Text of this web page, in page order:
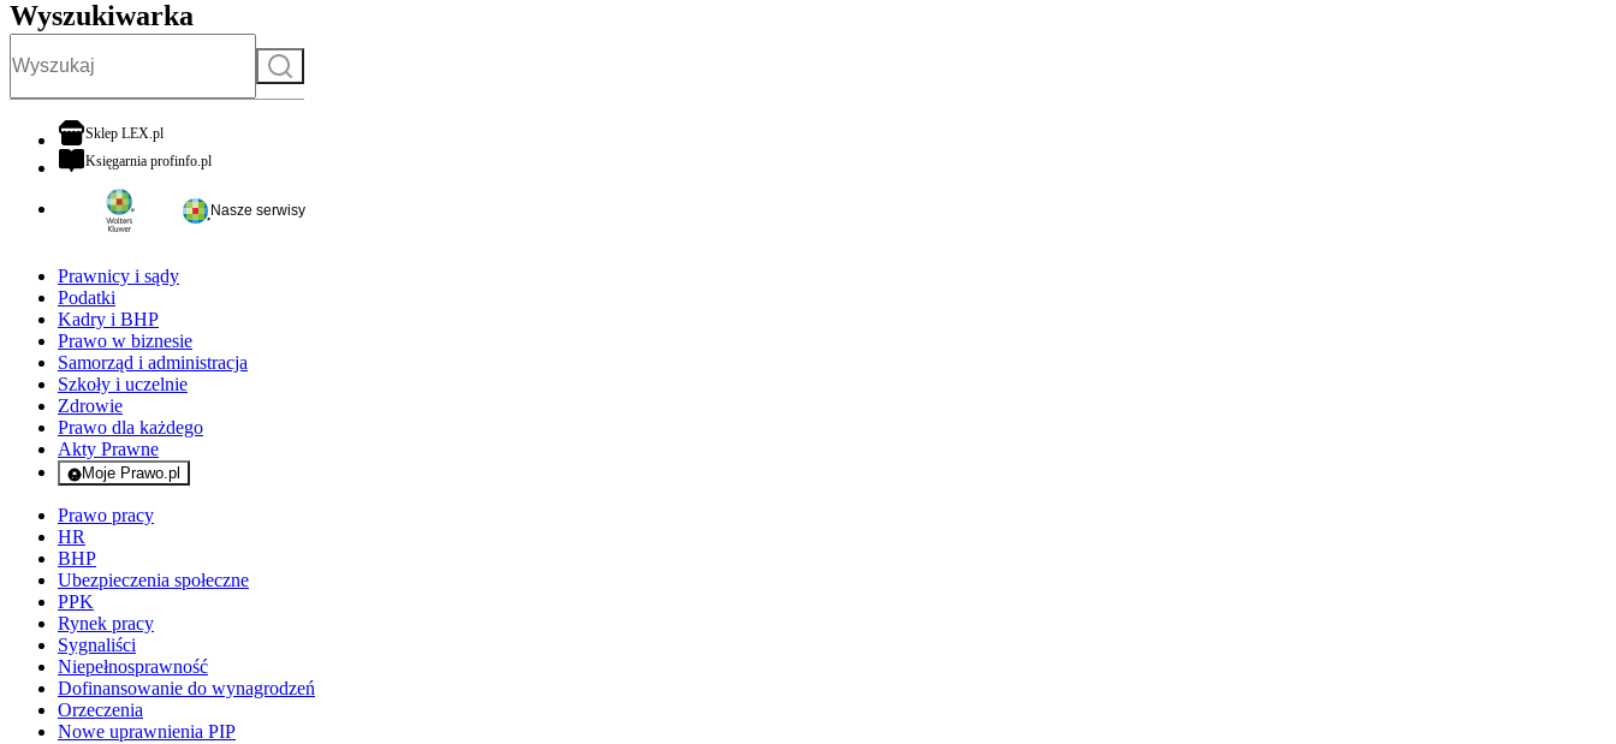
Wyszukiwarka
Szukaj
Sklep LEX.plotwiera się w nowej karcie
Księgarnia profinfo.plotwiera się w nowej karcie
Nasze serwisy
Prawnicy i sądy
Podatki
Kadry i BHP
Prawo w biznesie
Samorząd i administracja
Szkoły i uczelnie
Zdrowie
Prawo dla każdego
Akty Prawne
Moje Prawo.pl
- rejestracja i logowanie do serwisu
Prawo pracy
HR
BHP
Ubezpieczenia społeczne
PPK
Rynek pracy
Sygnaliści
Niepełnosprawność
Dofinansowanie do wynagrodzeń
Orzeczenia
Nowe uprawnienia PIP